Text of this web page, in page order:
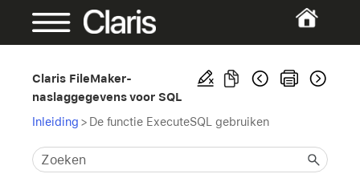
Claris FileMaker-
naslaggegevens voor SQL
Inleiding > De functie ExecuteSQL gebruiken